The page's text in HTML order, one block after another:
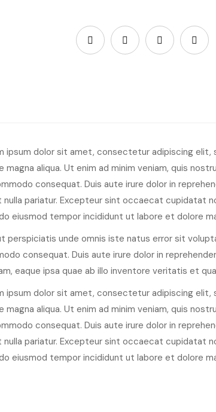
ipsum dolor sit amet, consectetur adipiscing
magna aliqua. Ut enim ad minim veniam, quis
consequat. Duis aute irure dolor in
nulla pariatur. Excepteur sint occaecat cupidatat
eiusmod tempor incididunt ut labore et dolore
perspiciatis unde omnis iste natus error sit
consequat. Duis aute irure dolor in
eaque ipsa quae ab illo inventore veritatis et
ipsum dolor sit amet, consectetur adipiscing
magna aliqua. Ut enim ad minim veniam, quis
consequat. Duis aute irure dolor in
nulla pariatur. Excepteur sint occaecat cupidatat
eiusmod tempor incididunt ut labore et dolore